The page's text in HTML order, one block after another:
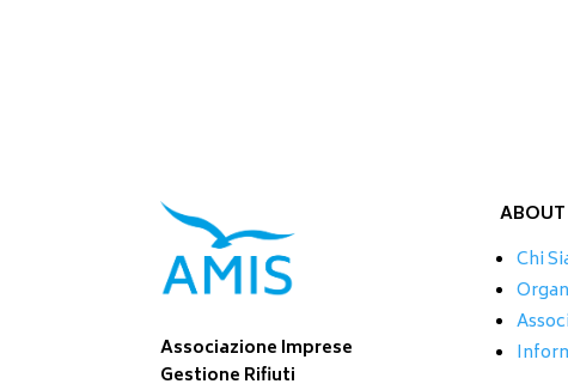
Associazione Imprese
Gestione Rifiuti
ABOUT
Chi